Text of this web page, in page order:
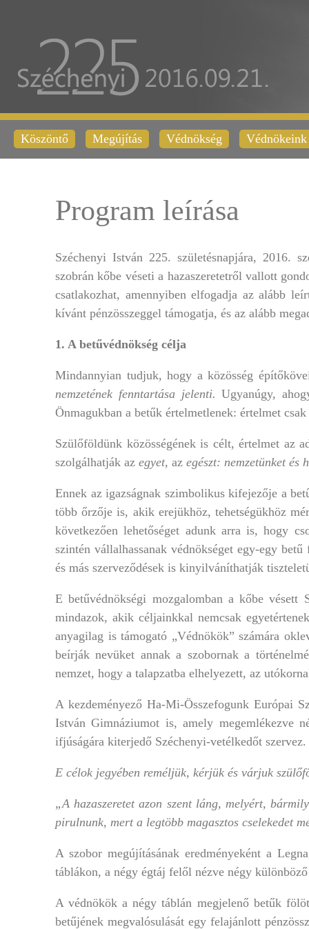
Köszöntő Megújítás Védnökség Védnökeink
Program leírása
Széchenyi István 225. születésnapjára, 2016.
szobrán kőbe véseti a hazaszeretetről vallott
csatlakozhat, amennyiben elfogadja az alább
kívánt pénzösszeggel támogatja, és az alább
1. A betűvédnökség célja
Mindannyian tudjuk, hogy a közösség
nemzetének fenntartása jelenti. Ugyanúgy,
Önmagukban a betűk értelmetlenek: értelmet
Szülőföldünk közösségének is célt, értelmet az
szolgálhatják az egyet, az egészt: nemzetünket és
Ennek az igazságnak szimbolikus kifejezője a
több őrzője is, akik erejükhöz, tehetségükhöz
következően lehetőséget adunk arra is, hogy
szintén vállalhassanak védnökséget egy-egy
és más szerveződések is kinyilváníthatják
E betűvédnökségi mozgalomban a kőbe vésett
mindazok, akik céljainkkal nemcsak
anyagilag is támogató „Védnökök” számára
beírják nevüket annak a szobornak a
nemzet, hogy a talapzatba elhelyezett, az
A kezdeményező Ha-Mi-Összefogunk Európai
István Gimnáziumot is, amely megemlékezve
ifjúságára kiterjedő Széchenyi-vetélkedőt szervez.
E célok jegyében reméljük, kérjük és várjuk
„A hazaszeretet azon szent láng, melyért,
pirulnunk, mert a legtöbb magasztos cselekedet
A szobor megújításának eredményeként a
táblákon, a négy égtáj felől nézve négy
A védnökök a négy táblán megjelenő betűk
betűjének megvalósulását egy felajánlott